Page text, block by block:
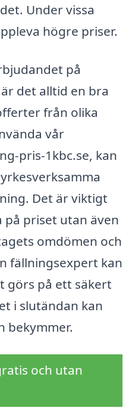
Under vissa
högre priser.
på
det alltid en bra
från olika
vår
pris-1kbc.se, kan
Det är viktigt
priset utan även
omdömen och
fällningsexpert kan
görs på ett säkert
i slutändan kan
bekymmer.
och utan